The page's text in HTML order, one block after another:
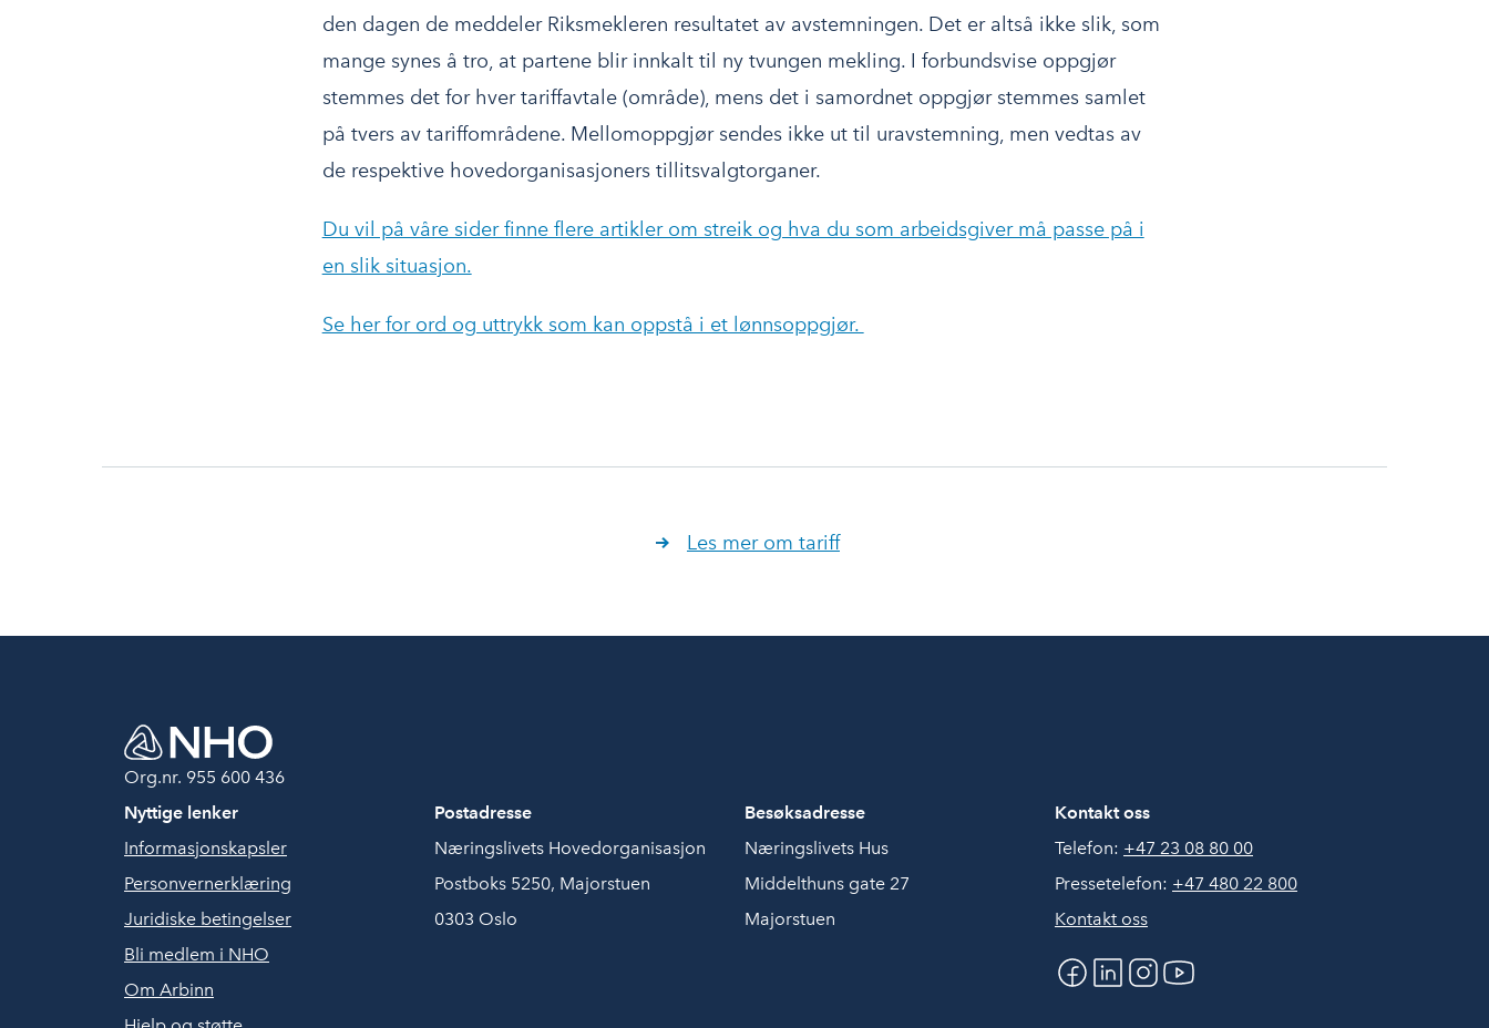
den dagen de meddeler Riksmekleren resultatet av avstemningen. Det er altså ikke slik, som
mange synes å tro, at partene blir innkalt til ny tvungen mekling. I forbundsvise oppgjør
stemmes det for hver tariffavtale (område), mens det i samordnet oppgjør stemmes samlet
på tvers av tariffområdene. Mellomoppgjør sendes ikke ut til uravstemning, men vedtas av
de respektive hovedorganisasjoners tillitsvalgtorganer.
Du vil på våre sider finne flere artikler om streik og hva du som arbeidsgiver må passe på i
en slik situasjon.
Se her for ord og uttrykk som kan oppstå i et lønnsoppgjør.
Les mer om tariff
Org.nr. 955 600 436
Nyttige lenker
Informasjonskapsler
Personvernerklæring
Juridiske betingelser
Bli medlem i NHO
Om Arbinn
Postadresse
Næringslivets Hovedorganisasjon
Postboks 5250, Majorstuen
0303 Oslo
Besøksadresse
Næringslivets Hus
Middelthuns gate 27
Majorstuen
Kontakt oss
Telefon: +47 23 08 80 00
Pressetelefon: +47 480 22 800
Kontakt oss